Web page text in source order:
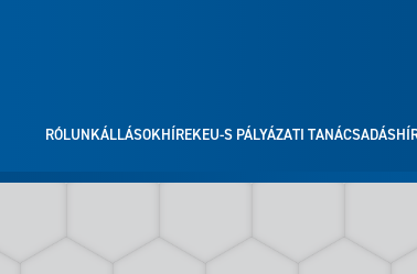
RÓLUNKÁLLÁSOKHÍREKEU-S PÁLYÁZATI TANÁCSADÁS